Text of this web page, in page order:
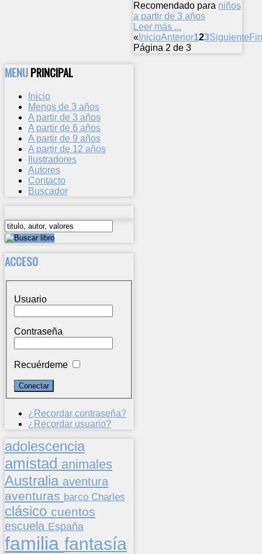
Recomendado para niños
a partir de 3 años
Leer más ...
« InicioAnterior123Siguiente
Página 2 de 3
MENUPRINCIPAL
Inicio
Menos de 3 años
A partir de 3 años
A partir de 6 años
A partir de 9 años
A partir de 12 años
Ilustradores
Autores
Contacto
Buscador
ACCESO
Usuario
Contraseña
Recuérdeme
¿Recordar contraseña?
¿Recordar usuario?
adolescencia
amistad animales
Australia aventura
aventuras barco Charles
clásico cuentos
escuela España
familia fantasía